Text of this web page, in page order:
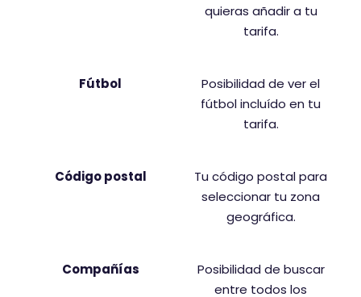
quieras añadir a tu
tarifa.
Fútbol
Posibilidad de ver el
fútbol incluído en tu
tarifa.
Código postal
Tu código postal para
seleccionar tu zona
geográfica.
Compañías
Posibilidad de buscar
entre todos los